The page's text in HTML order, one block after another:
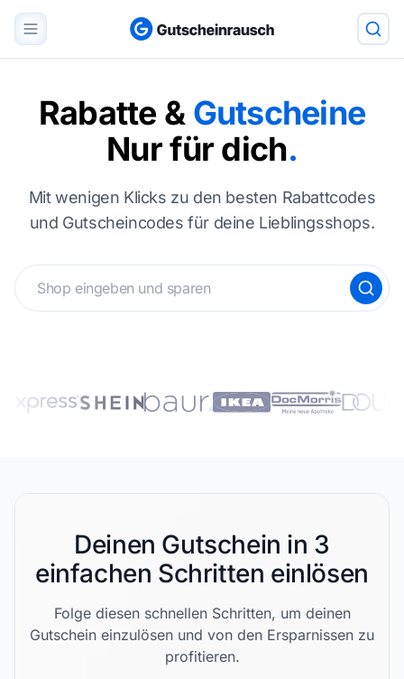
Rabatte & Gutscheine
Nur für dich.
Mit wenigen Klicks zu den besten Rabattcodes
und Gutscheincodes für deine Lieblingsshops.
Deinen Gutschein in 3
einfachen Schritten einlösen
Folge diesen schnellen Schritten, um deinen
Gutschein einzulösen und von den Ersparnissen zu
profitieren.